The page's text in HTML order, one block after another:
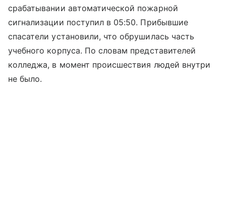
срабатывании автоматической пожарной
сигнализации поступил в 05:50. Прибывшие
спасатели установили, что обрушилась часть
учебного корпуса. По словам представителей
колледжа, в момент происшествия людей внутри
не было.